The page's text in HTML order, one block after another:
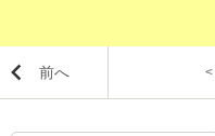
前へ <